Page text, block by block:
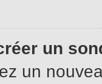
un
un